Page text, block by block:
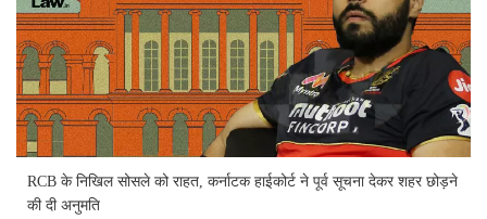
RCB के निखिल सोसले को राहत, कर्नाटक हाईकोर्ट ने पूर्व सूचना देकर शहर छोड़ने
की दी अनुमति